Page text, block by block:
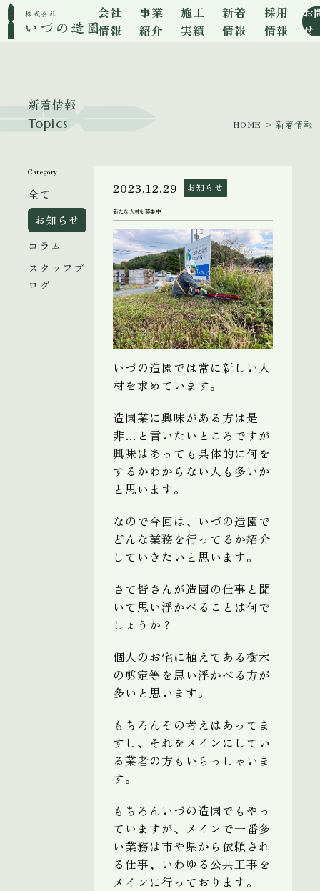
会社
情報
事業
紹介
施工
実績
新着
情報
採用
情報
お
せ
新着情報
Topics HOME > 新着情報
Category
全て
お知らせ
コラム
スタッフブ
ログ
2023.12.29 お知らせ
新たな人材を募集中
いづの造園では常に新しい人
材を求めています。
造園業に興味がある方は是
非…と言いたいところですが
興味はあっても具体的に何を
するかわからない人も多いか
と思います。
なので今回は、いづの造園で
どんな業務を行ってるか紹介
していきたいと思います。
さて皆さんが造園の仕事と聞
いて思い浮かべることは何で
しょうか？
個人のお宅に植えてある樹木
の剪定等を思い浮かべる方が
多いと思います。
もちろんその考えはあってま
すし、それをメインにしてい
る業者の方もいらっしゃいま
す。
もちろんいづの造園でもやっ
ていますが、メインで一番多
い業務は市や県から依頼され
る仕事、いわゆる公共工事を
メインに行っております。